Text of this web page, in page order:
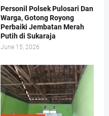
Personil Polsek Pulosari Dan
Warga, Gotong Royong
Perbaiki Jembatan Merah
Putih di Sukaraja
June 15, 2026